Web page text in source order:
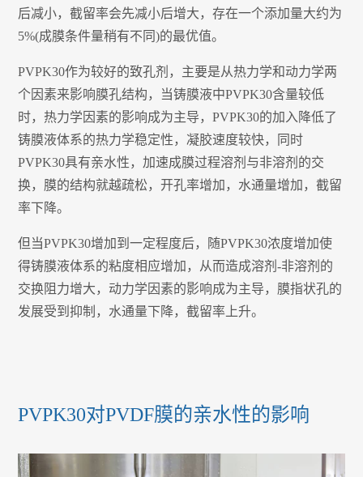
后减小，截留率会先减小后增大，存在一个添加量大约为
5%(成膜条件量稍有不同)的最优值。
PVPK30作为较好的致孔剂，主要是从热力学和动力学两
个因素来影响膜孔结构，当铸膜液中PVPK30含量较低
时，热力学因素的影响成为主导，PVPK30的加入降低了
铸膜液体系的热力学稳定性，凝胶速度较快，同时
PVPK30具有亲水性，加速成膜过程溶剂与非溶剂的交
换，膜的结构就越疏松，开孔率增加，水通量增加，截留
率下降。
但当PVPK30增加到一定程度后，随PVPK30浓度增加使
得铸膜液体系的粘度相应增加，从而造成溶剂-非溶剂的
交换阻力增大，动力学因素的影响成为主导，膜指状孔的
发展受到抑制，水通量下降，截留率上升。
PVPK30对PVDF膜的亲水性的影响